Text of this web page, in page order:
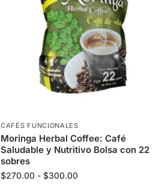
CAFÉS FUNCIONALES
Moringa Herbal Coffee: Café
Saludable y Nutritivo Bolsa con 22
sobres
$270.00 - $300.00